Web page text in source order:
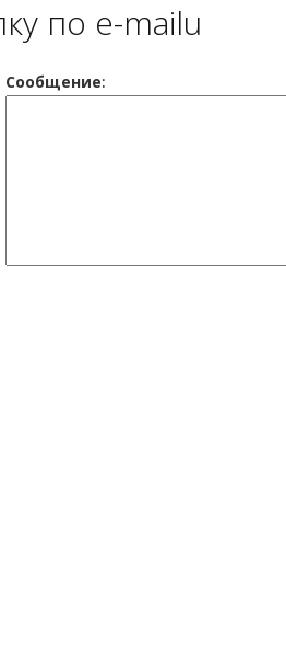
по e-mailu
Сообщение: